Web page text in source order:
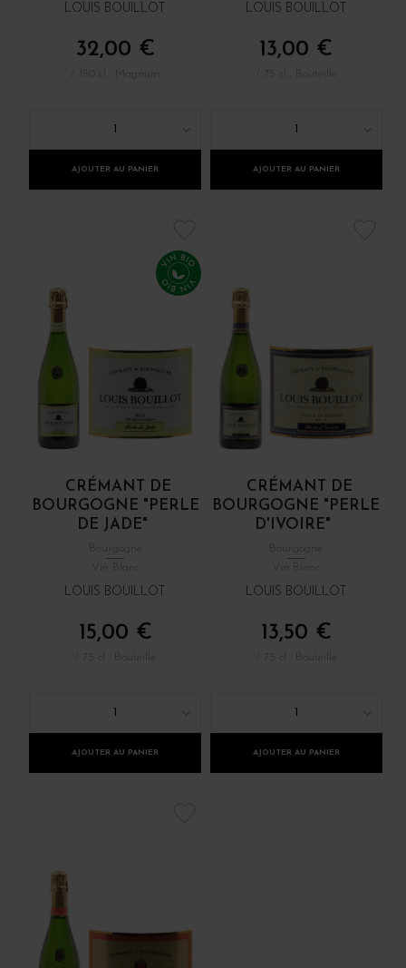
LOUIS BOUILLOT
32,00 €
1
AJOUTER AU PANIER
LOUIS BOUILLOT
13,00 €
1
AJOUTER AU PANIER
CRÉMANT DE
BOURGOGNE "PERLE
DE JADE"
LOUIS BOUILLOT
15,00 €
1
AJOUTER AU PANIER
CRÉMANT DE
BOURGOGNE "PERLE
D'IVOIRE"
LOUIS BOUILLOT
13,50 €
1
AJOUTER AU PANIER